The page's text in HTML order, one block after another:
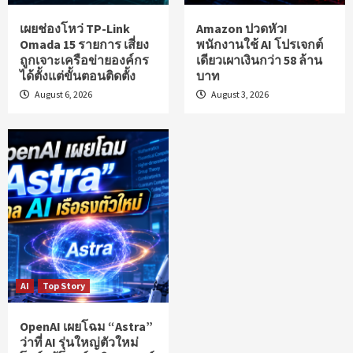
เผยช่องโหว่ TP-Link
Omada 15 รายการ เสี่ยง
ถูกเจาะเครือข่ายองค์กร
ได้ตั้งแต่ขั้นตอนติดตั้ง
August 6, 2026
Amazon ปวดหัว!
พนักงานใช้ AI โปรเจกต์
เดียวเผาเงินกว่า 58 ล้าน
บาท
August 3, 2026
AI Top Story
OpenAI เผยโฉม “Astra”
ว่าที่ AI รุ่นใหญ่ตัวใหม่